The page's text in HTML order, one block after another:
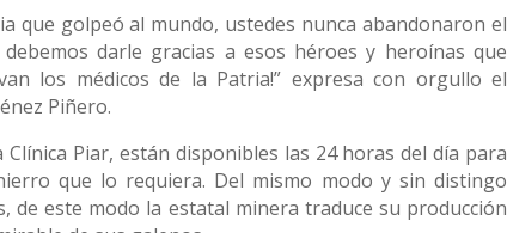
que golpeó al mundo, ustedes nunca abandonaron el
darle gracias a esos héroes y heroínas que
los médicos de la Patria!” expresa con orgullo el
Piñero.
Piar, están disponibles las 24 horas del día para
que lo requiera. Del mismo modo y sin distingo
de este modo la estatal minera traduce su producción